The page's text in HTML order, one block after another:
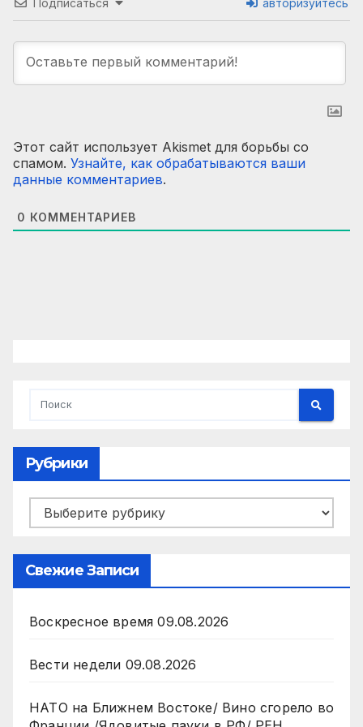
Подписаться авторизуйтесь
Этот сайт использует Akismet для борьбы со
спамом. Узнайте, как обрабатываются ваши
данные комментариев.
0 КОММЕНТАРИЕВ
Рубрики
Рубрики
Свежие Записи
Воскресное время 09.08.2026
Вести недели 09.08.2026
НАТО на Ближнем Востоке/ Вино сгорело во